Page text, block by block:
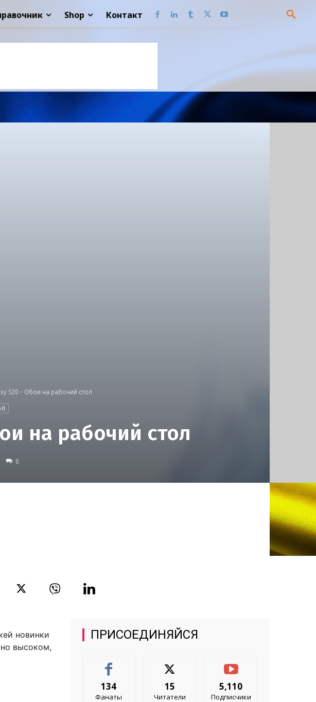
Shop Контакт
S20 - Обои на рабочий стол
на рабочий стол
0
новинки
высоком,
ПРИСОЕДИНЯЙСЯ
134
Фанаты
15
Читатели
5,110
Подписчики